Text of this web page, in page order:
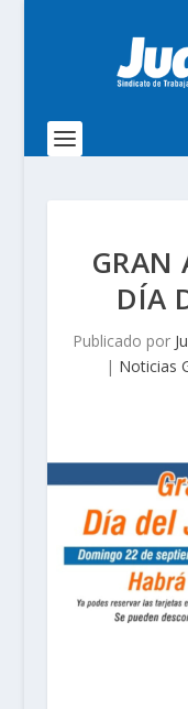
GRAN
DÍA
Publicado por
| Noticias